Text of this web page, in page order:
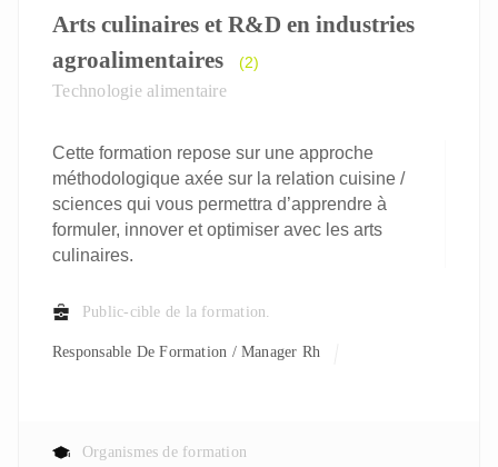
Arts culinaires et R&D en industries
agroalimentaires
(2)
Technologie alimentaire
Cette formation repose sur une approche
méthodologique axée sur la relation cuisine /
sciences qui vous permettra d’apprendre à
formuler, innover et optimiser avec les arts
culinaires.
Public-cible de la formation.
Responsable De Formation / Manager Rh
Organismes de formation